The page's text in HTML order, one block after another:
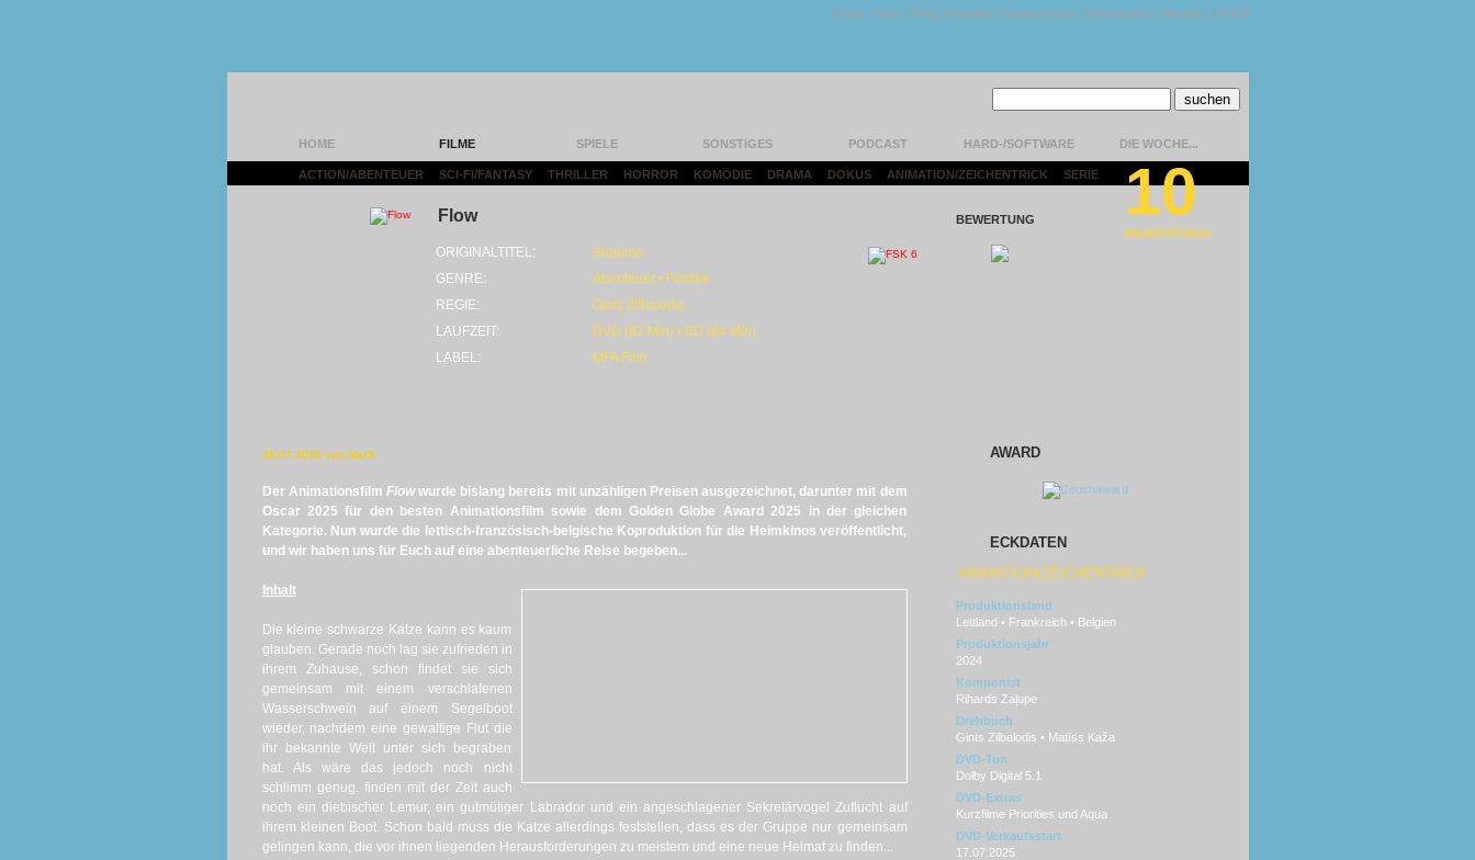
Unser Team | FAQ | Kontakt | Datenschutz | Impressum | Version 1.13.0.9
HOME FILME SPIELE SONSTIGES PODCAST HARD-/SOFTWARE DIE WOCHE...
ACTION/ABENTEUER SCI-FI/FANTASY THRILLER HORROR KOMÖDIE DRAMA DOKUS ANIMATION/ZEICHENTRICK SERIE
Flow
ORIGINALTITEL:
Straume
GENRE:
Abenteuer • Familie
REGIE:
Gints Zilbalodis
LAUFZEIT:
DVD (82 Min) • BD (84 Min)
LABEL:
MFA Film
BEWERTUNG 10
MAJESTÄTISCH
28.07.2025 von MarS
Der Animationsfilm Flowwurde bislang bereits mit unzähligen Preisen ausgezeichnet, darunter mit dem
Oscar 2025 für den besten Animationsfilm sowie dem Golden Globe Award 2025 in der gleichen
Kategorie. Nun wurde die lettisch-französisch-belgische Koproduktion für die Heimkinos veröffentlicht,
und wir haben uns für Euch auf eine abenteuerliche Reise begeben...
Inhalt
Die kleine schwarze Katze kann es kaum
glauben. Gerade noch lag sie zufrieden in
ihrem Zuhause, schon findet sie sich
gemeinsam mit einem verschlafenen
Wasserschwein auf einem Segelboot
wieder, nachdem eine gewaltige Flut die
ihr bekannte Welt unter sich begraben
hat. Als wäre das jedoch noch nicht
schlimm genug, finden mit der Zeit auch
noch ein diebischer Lemur, ein gutmütiger Labrador und ein angeschlagener Sekretärvogel Zuflucht auf
ihrem kleinen Boot. Schon bald muss die Katze allerdings feststellen, dass es der Gruppe nur gemeinsam
gelingen kann, die vor ihnen liegenden Herausforderungen zu meistern und eine neue Heimat zu finden...
AWARD
ECKDATEN
ANIMATION/ZEICHENTRICK
Produktionsland
Lettland • Frankreich • Belgien
Produktionsjahr
2024
Komponist
Rihards Zaļupe
Drehbuch
Gints Zilbalodis • Matīss Kaža
DVD-Ton
Dolby Digital 5.1
DVD-Extras
Kurzfilme Priorities und Aqua
DVD-Verkaufsstart
17.07.2025